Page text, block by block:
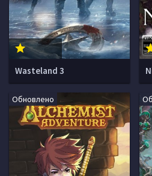
Wasteland 3
Обновлено